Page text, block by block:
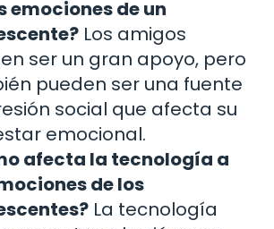
emociones de un
Los amigos
ser un gran apoyo, pero
pueden ser una fuente
social que afecta su
emocional.
afecta la tecnología a
de los
La tecnología